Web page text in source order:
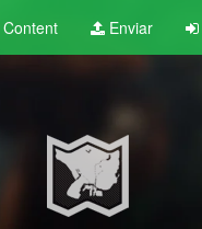
Content Enviar